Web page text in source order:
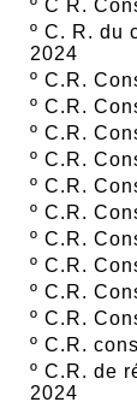
º C R.
º C. R. du
2024
º C.R.
º C.R.
º C.R.
º C.R.
º C.R.
º C.R.
º C.R.
º C.R.
º C.R.
º C.R.
º C.R.
º C.R. de
2024